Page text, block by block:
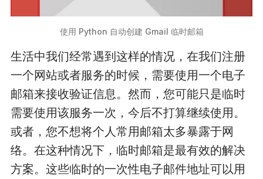
使用 Python 自动创建 Gmail 临时邮箱
生活中我们经常遇到这样的情况，在我们注册
一个网站或者服务的时候，需要使用一个电子
邮箱来接收验证信息。然而，您可能只是临时
需要使用该服务一次，今后不打算继续使用。
或者，您不想将个人常用邮箱太多暴露于网
络。在这种情况下，临时邮箱是最有效的解决
方案。这些临时的一次性电子邮件地址可以用